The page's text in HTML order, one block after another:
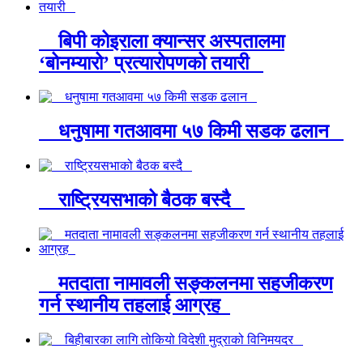
बिपी कोइराला क्यान्सर अस्पतालमा
‘बोनम्यारो’ प्रत्यारोपणको तयारी
धनुषामा गतआवमा ५७ किमी सडक ढलान
राष्ट्रियसभाको बैठक बस्दै
मतदाता नामावली सङ्कलनमा सहजीकरण
गर्न स्थानीय तहलाई आग्रह